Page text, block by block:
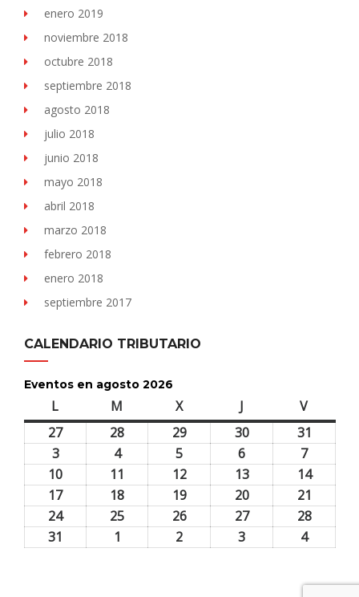
enero 2019
noviembre 2018
octubre 2018
septiembre 2018
agosto 2018
julio 2018
junio 2018
mayo 2018
abril 2018
marzo 2018
febrero 2018
enero 2018
septiembre 2017
CALENDARIO TRIBUTARIO
Eventos en agosto 2026
L M Xmiércoles J Vviernes
2727
28 2929
2026
3030
2026
31
2026
33
agosto,
2026
44
agosto,
2026
5
agosto,
2026
6
agosto,
2026
77
agosto,
2026
10
agosto,
2026
11 1212
agosto,
2026
1313
agosto,
2026
1414
2026
1717
agosto,
18 1919
agosto,
2020
agosto,
21
agosto,
2424
25 2626
2727
2828
31 1 2 3 44